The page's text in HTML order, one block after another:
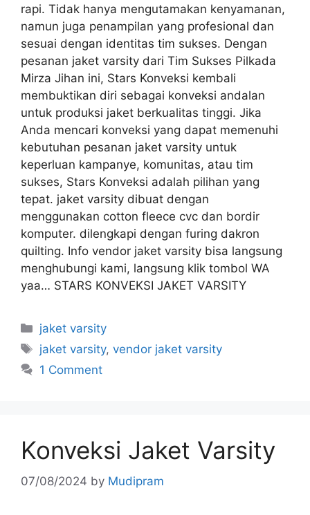
rapi. Tidak hanya mengutamakan kenyamanan,
namun juga penampilan yang profesional dan
sesuai dengan identitas tim sukses. Dengan
pesanan jaket varsity dari Tim Sukses Pilkada
Mirza Jihan ini, Stars Konveksi kembali
membuktikan diri sebagai konveksi andalan
untuk produksi jaket berkualitas tinggi. Jika
Anda mencari konveksi yang dapat memenuhi
kebutuhan pesanan jaket varsity untuk
keperluan kampanye, komunitas, atau tim
sukses, Stars Konveksi adalah pilihan yang
tepat. jaket varsity dibuat dengan
menggunakan cotton fleece cvc dan bordir
komputer. dilengkapi dengan furing dakron
quilting. Info vendor jaket varsity bisa langsung
menghubungi kami, langsung klik tombol WA
yaa… STARS KONVEKSI JAKET VARSITY
jaket varsity
jaket varsity,vendor jaket varsity
1 Comment
Konveksi Jaket Varsity
07/08/2024 by Mudipram